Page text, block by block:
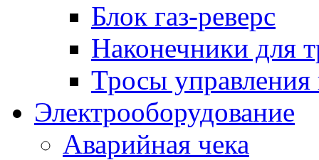
Блок газ-реверс
Наконечники для
Тросы управления
Электрооборудование
Аварийная чека